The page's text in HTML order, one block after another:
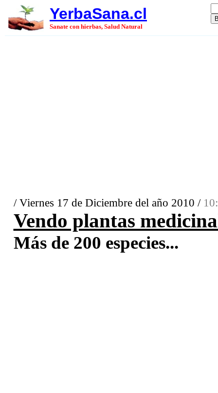
YerbaSana.cl
Sanate con hierbas, Salud Natural
/ Viernes 17 de Diciembre del año 2010 /
Vendo plantas
Más de 200 especies...